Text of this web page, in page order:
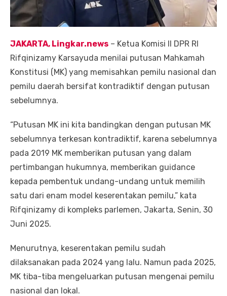
JAKARTA, Lingkar.news – Ketua Komisi II DPR RI
Rifqinizamy Karsayuda menilai putusan Mahkamah
Konstitusi (MK) yang memisahkan pemilu nasional dan
pemilu daerah bersifat kontradiktif dengan putusan
sebelumnya.
“Putusan MK ini kita bandingkan dengan putusan MK
sebelumnya terkesan kontradiktif, karena sebelumnya
pada 2019 MK memberikan putusan yang dalam
pertimbangan hukumnya, memberikan guidance
kepada pembentuk undang-undang untuk memilih
satu dari enam model keserentakan pemilu,” kata
Rifqinizamy di kompleks parlemen, Jakarta, Senin, 30
Juni 2025.
Menurutnya, keserentakan pemilu sudah
dilaksanakan pada 2024 yang lalu. Namun pada 2025,
MK tiba-tiba mengeluarkan putusan mengenai pemilu
nasional dan lokal.